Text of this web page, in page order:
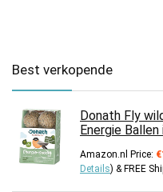
Best verkopende
Donath Fly
Energie
Amazon.nl Price: €
Details) & FREE